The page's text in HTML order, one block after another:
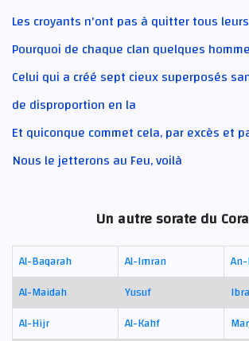
Les croyants n'ont pas à quitter tous
Pourquoi de chaque clan quelques
Celui qui a créé sept cieux superposés
de disproportion en la
Et quiconque commet cela, par excès et
Nous le jetterons au Feu, voilà
Un autre sorate du
Al-Baqarah Al-Imran
Al-Maidah
Yusuf
Al-Hijr
Al-Kahf